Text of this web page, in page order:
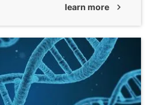
learn more chevron_right